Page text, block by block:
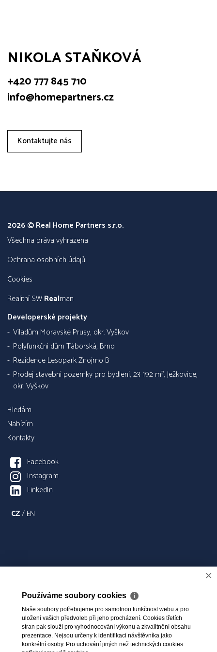
NIKOLA STAŇKOVÁ
+420 777 845 710
info@homepartners.cz
Kontaktujte nás
2026 © Real Home Partners s.r.o.
všechna práva vyhrazena
Ochrana osobních údajů
Cookies
Realitní SWRealman
Developerské projekty
Viladům Moravské Prusy, okr. Vyškov
Polyfunkční dům Táborská, Brno
Rezidence Lesopark Znojmo B
Prodej stavební pozemky pro bydlení, 23 192 m², Ježkovice,
okr. Vyškov
Hledám
Nabízím
Kontakty
Facebook
Instagram
LinkedIn
CZ/EN
×
Používáme soubory cookies ℹ
Naše soubory potřebujeme pro samotnou funkčnost webu a pro
uložení vašich předvoleb při jeho procházení. Cookies třetích
stran pak slouží pro vyhodnocování výkonu a zkvalitnění obsahu
prezentace. Nejsou určeny k identifikaci návštěvníka jako
konkrétní osoby. Pro uchování jiných než technických cookies